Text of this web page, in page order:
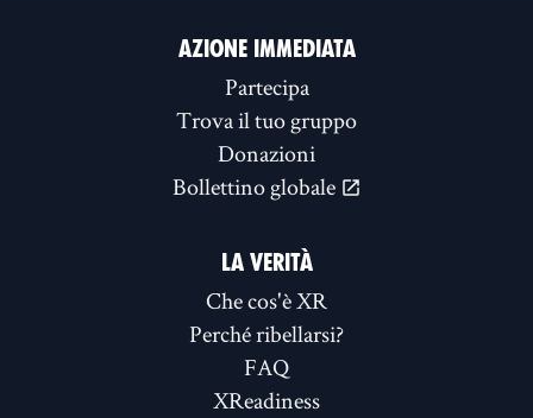
AZIONE IMMEDIATA
Partecipa
Trova il tuo gruppo
Donazioni
Bollettino globale
LA VERITÀ
Che cos'è XR
Perché ribellarsi?
FAQ
XReadiness